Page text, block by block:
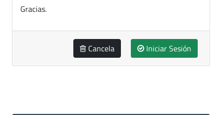
Gracias.
Cancela Iniciar Sesión